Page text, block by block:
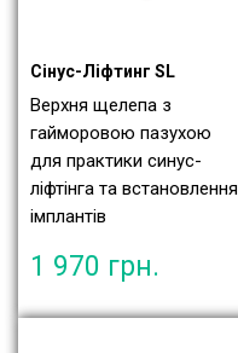
Сінус-Ліфтинг SL
Верхня щелепа з
гайморовою пазухою
для практики синус-
ліфтінга та встановлення
імплантів
1 970 грн.